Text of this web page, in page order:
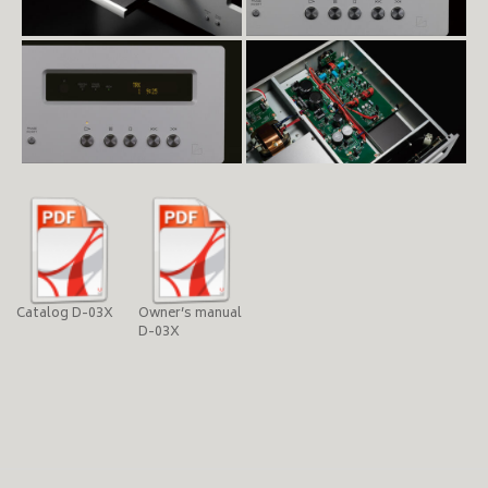
Catalog D-03X
Owner’s manual
D-03X